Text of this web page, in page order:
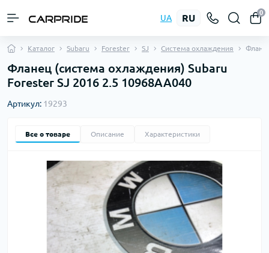
UA RU
0
Каталог Subaru Forester SJ Система охлаждения
Фланец (система охлаждения) Subaru
Forester SJ 2016 2.5 10968AA040
Артикул: 19293
Все о товаре Описание Характеристики